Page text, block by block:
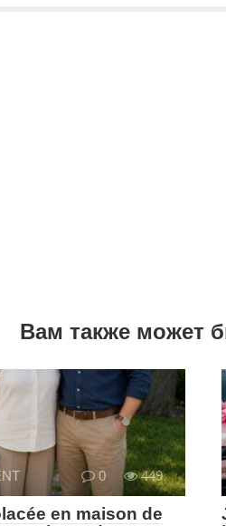
Вам также может
0 449
en maison de